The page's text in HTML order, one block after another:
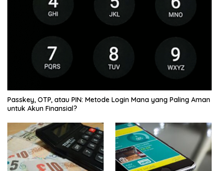
Passkey, OTP, atau PIN: Metode Login Mana yang Paling Aman
untuk Akun Finansial?